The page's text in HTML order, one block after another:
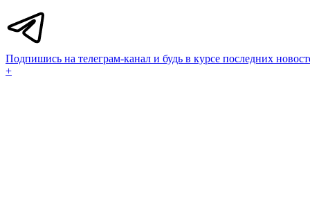
Подпишись на телеграм-канал и будь в курсе последних
+